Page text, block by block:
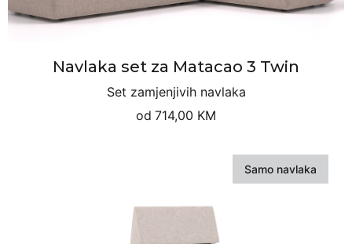
Navlaka set za Matacao 3 Twin
Set zamjenjivih navlaka
od 714,00 KM
Samo navlaka